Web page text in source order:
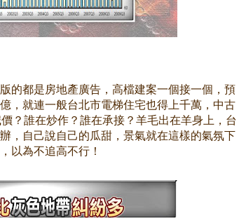
的都是房地產廣告，高檔建案一個接一個，預
，就連一般台北市電梯住宅也得上千萬，中古
？誰在炒作？誰在承接？羊毛出在羊身上，台
，自己說自己的瓜甜，景氣就在這樣的氣氛下
以為不追高不行！